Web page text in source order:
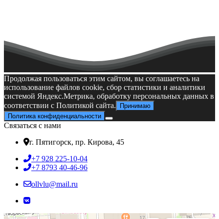
практического обучения на всех ее этапах.
Куда поступать после 9 класса? День открытых дверей
«РЭУ им. Г.В. Плеханова»
Продолжая пользоваться этим сайтом, вы соглашаетесь на
использование файлов cookie, сбор статистики и аналитики
системой Яндекс.Метрика, обработку персональных данных в
соответствии с Политикой сайта.
Принимаю
Политика конфиденциальности
Связаться с нами
г. Пятигорск, пр. Кирова, 45
+7 928 225-10-04
+7 8793 40-46-96
ollvlu@mail.ru